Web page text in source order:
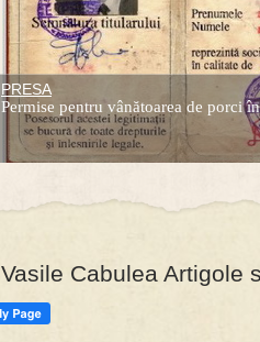
PRESA
Permise pentru vânătoarea de porci
Prima mea carte publicata (Nemira)
Averea Presedintelui: prima lucrare
Vasile Cabulea Artigole